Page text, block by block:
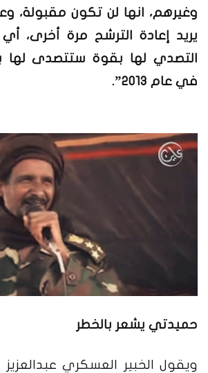
وغيرهم، انها لن تكون مقبولة،
يريد إعادة الترشح مرة أخرى،
التصدي لها بقوة ستتصدى
في عام 2013”.
حميدتي يشعر بالخطر
ويقول الخبير العسكري عبدالعزيز